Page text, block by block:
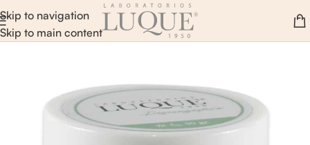
Skip to navigation
Skip to main content